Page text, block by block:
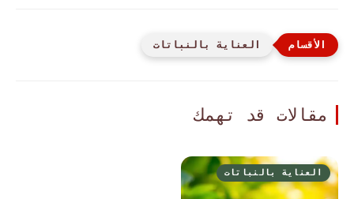
العناية بالنباتات
مقالات قد تهمك
العناية بالنباتات